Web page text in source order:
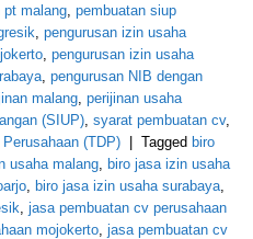
pt malang pembuatan siup
pengurusan izin usaha
pengurusan izin usaha
pengurusan NIB dengan
malang perijinan usaha
(SIUP) syarat pembuatan cv,
(TDP) | Tagged biro
usaha malang biro jasa izin usaha
biro jasa izin usaha surabaya
jasa pembuatan cv perusahaan
mojokerto jasa pembuatan cv